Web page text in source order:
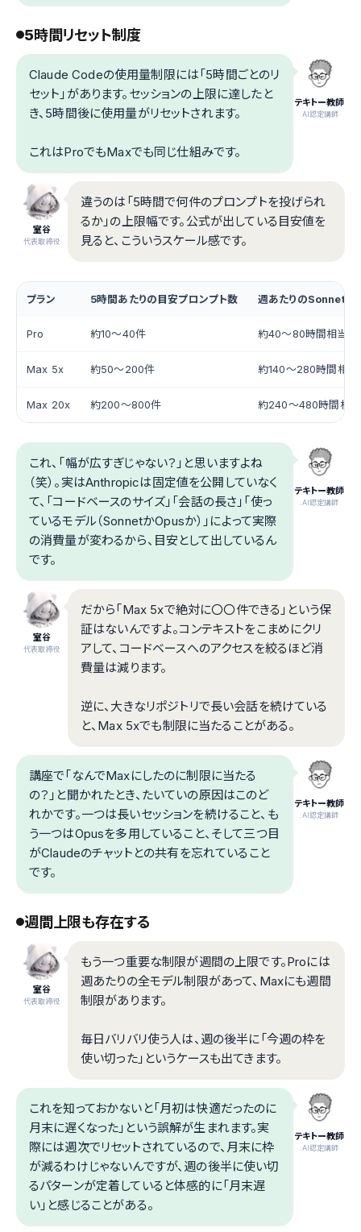
5時間リセット制度
テキトー教師
.AI認定講師
Claude Codeの使用量制限には「5時間ごとのリ
セット」があります。セッションの上限に達したと
き、5時間後に使用量がリセットされます。
これはProでもMaxでも同じ仕組みです。
室谷
代表取締役
違うのは「5時間で何件のプロンプトを投げられ
るか」の上限幅です。公式が出している目安値を
見ると、こういうスケール感です。
プラン 5時間あたりの目安プロンプト数 週あたりのSonnet利
Pro 約10〜40件 約40〜80時間相当
Max 5x 約50〜200件 約140〜280時間相当
Max 20x 約200〜800件 約240〜480時間相当
テキトー教師
.AI認定講師
これ、「幅が広すぎじゃない？」と思いますよね
（笑）。実はAnthropicは固定値を公開していなく
て、「コードベースのサイズ」「会話の長さ」「使っ
ているモデル（SonnetかOpusか）」によって実際
の消費量が変わるから、目安として出しているん
です。
室谷
代表取締役
だから「Max 5xで絶対に〇〇件できる」という保
証はないんですよ。コンテキストをこまめにクリ
アして、コードベースへのアクセスを絞るほど消
費量は減ります。
逆に、大きなリポジトリで長い会話を続けている
と、Max 5xでも制限に当たることがある。
テキトー教師
.AI認定講師
講座で「なんでMaxにしたのに制限に当たる
の？」と聞かれたとき、たいていの原因はこのど
れかです。一つは長いセッションを続けること、も
う一つはOpusを多用していること、そして三つ目
がClaudeのチャットとの共有を忘れていること
です。
週間上限も存在する
室谷
代表取締役
もう一つ重要な制限が週間の上限です。Proには
週あたりの全モデル制限があって、Maxにも週間
制限があります。
毎日バリバリ使う人は、週の後半に「今週の枠を
使い切った」というケースも出てきます。
テキトー教師
.AI認定講師
これを知っておかないと「月初は快適だったのに
月末に遅くなった」という誤解が生まれます。実
際には週次でリセットされているので、月末に枠
が減るわけじゃないんですが、週の後半に使い切
るパターンが定着していると体感的に「月末遅
い」と感じることがある。